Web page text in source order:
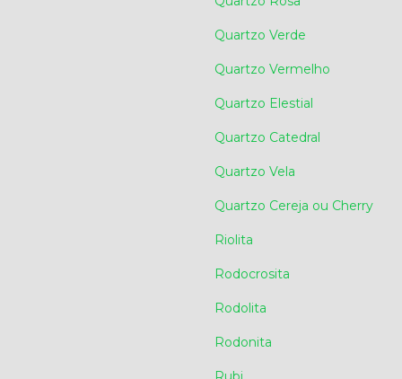
Quartzo Verde
Quartzo Vermelho
Quartzo Elestial
Quartzo Catedral
Quartzo Vela
Quartzo Cereja ou Cherry
Riolita
Rodocrosita
Rodolita
Rodonita